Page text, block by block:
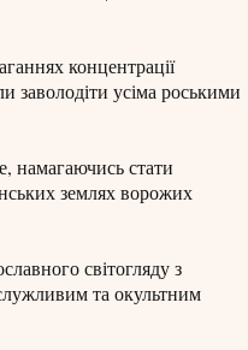
концентрації
заволодіти усіма роськими
намагаючись стати
землях ворожих
світогляду з
та окультним